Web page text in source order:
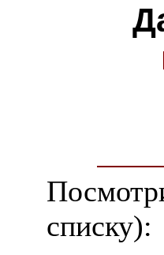
списку):